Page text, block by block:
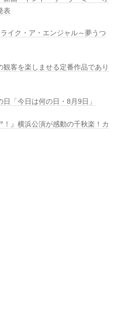
表
イク・ア・エンジャル～夢うつ
観客を楽しませる定番作品であり
「今日は何の日・8月9日」
！』横浜公演が感動の千秋楽！カ